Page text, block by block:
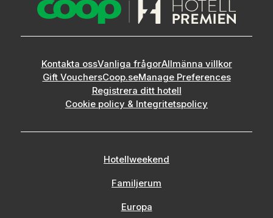
Kontakta ossVanliga frågorAllmänna villkor
Gift VouchersCoop.seManage Preferences
Registrera ditt hotell
Cookie policy & Integritetspolicy
Hotellweekend
Familjerum
Europa